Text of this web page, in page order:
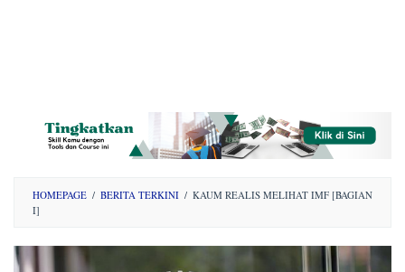
HOMEPAGE / BERITA TERKINI / KAUM REALIS MELIHAT IMF [BAGIAN
I]